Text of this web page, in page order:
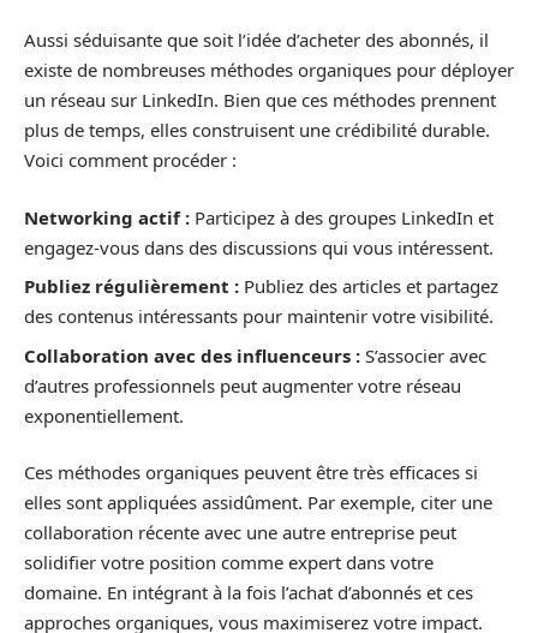
Aussi séduisante que soit l’idée d’acheter des abonnés, il
existe de nombreuses méthodes organiques pour déployer
un réseau sur LinkedIn. Bien que ces méthodes prennent
plus de temps, elles construisent une crédibilité durable.
Voici comment procéder :
Networking actif : Participez à des groupes LinkedIn et
engagez-vous dans des discussions qui vous intéressent.
Publiez régulièrement : Publiez des articles et partagez
des contenus intéressants pour maintenir votre visibilité.
Collaboration avec des influenceurs : S’associer avec
d’autres professionnels peut augmenter votre réseau
exponentiellement.
Ces méthodes organiques peuvent être très efficaces si
elles sont appliquées assidûment. Par exemple, citer une
collaboration récente avec une autre entreprise peut
solidifier votre position comme expert dans votre
domaine. En intégrant à la fois l’achat d’abonnés et ces
approches organiques, vous maximiserez votre impact.